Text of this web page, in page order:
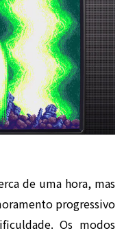
de uma hora, mas
progressivo
Os modos